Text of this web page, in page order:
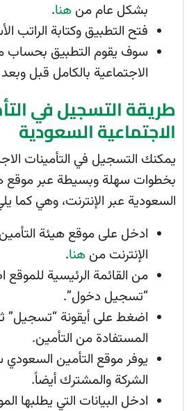
بشكل عام من هنا.
فتح التطبيق وكتابة الراتب
سوف يقوم التطبيق بحساب
الاجتماعية بالكامل قبل
طريقة التسجيل في
الاجتماعية السعودية
يمكنك التسجيل في التأمينات
بخطوات سهلة وبسيطة عبر موقع
السعودية عبر الإنترنت، وهي كما
ادخل على موقع هيئة
الإنترنت من هنا.
من القائمة الرئيسية
“تسجيل دخول”.
اضغط على أيقونة “تسجيل”
المستفادة من التأمين.
يوفر موقع التأمين
الشركة والمشترك أيضاً.
ادخل البيانات التي يطلبها